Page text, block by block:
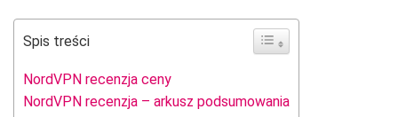
Spis treści
NordVPN recenzja ceny
NordVPN recenzja – arkusz podsumowania